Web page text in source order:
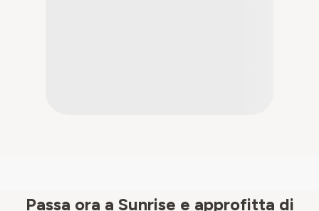
Passa ora a Sunrise e approfitta di